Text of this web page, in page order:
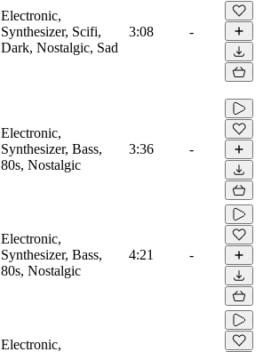
Electronic,
Synthesizer, Scifi,
Dark, Nostalgic, Sad
3:08 -
Electronic,
Synthesizer, Bass,
80s, Nostalgic
3:36 -
Electronic,
Synthesizer, Bass,
80s, Nostalgic
4:21 -
Electronic,